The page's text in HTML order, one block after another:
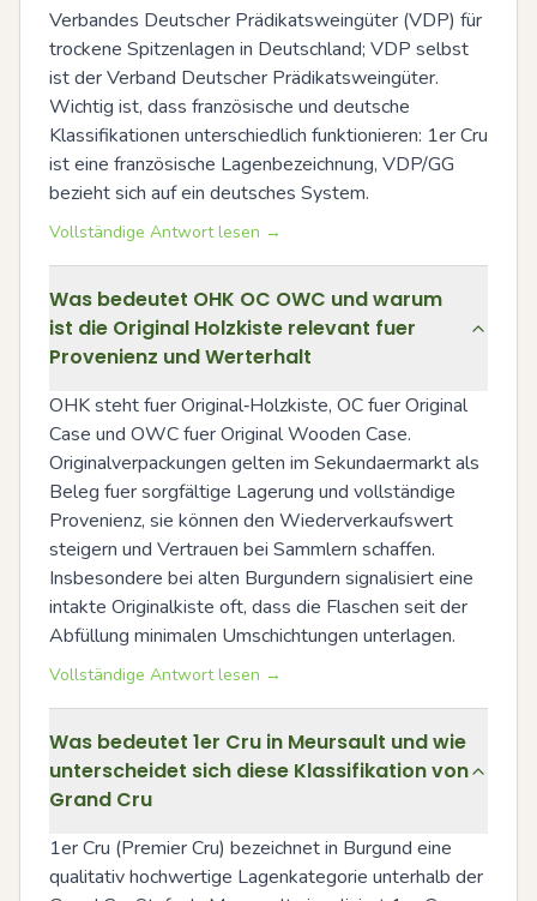
Verbandes Deutscher Prädikatsweingüter (VDP) für
trockene Spitzenlagen in Deutschland; VDP selbst
ist der Verband Deutscher Prädikatsweingüter.
Wichtig ist, dass französische und deutsche
Klassifikationen unterschiedlich funktionieren: 1er Cru
ist eine französische Lagenbezeichnung, VDP/GG
bezieht sich auf ein deutsches System.
Vollständige Antwort lesen →
Was bedeutet OHK OC OWC und warum
ist die Original Holzkiste relevant fuer
Provenienz und Werterhalt
OHK steht fuer Original‑Holzkiste, OC fuer Original
Case und OWC fuer Original Wooden Case.
Originalverpackungen gelten im Sekundaermarkt als
Beleg fuer sorgfältige Lagerung und vollständige
Provenienz, sie können den Wiederverkaufswert
steigern und Vertrauen bei Sammlern schaffen.
Insbesondere bei alten Burgundern signalisiert eine
intakte Originalkiste oft, dass die Flaschen seit der
Abfüllung minimalen Umschichtungen unterlagen.
Vollständige Antwort lesen →
Was bedeutet 1er Cru in Meursault und wie
unterscheidet sich diese Klassifikation von
Grand Cru
1er Cru (Premier Cru) bezeichnet in Burgund eine
qualitativ hochwertige Lagenkategorie unterhalb der